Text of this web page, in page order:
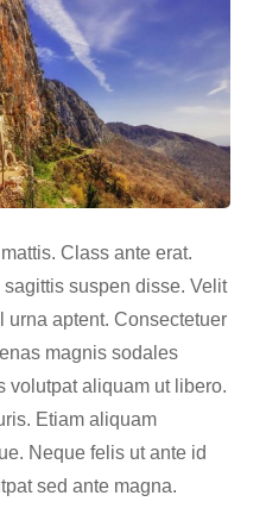
Class ante erat.
suspen disse. Velit
urna aptent. Consectetuer
magnis sodales
volutpat aliquam ut libero.
Etiam aliquam
Neque felis ut ante id
sed ante magna.